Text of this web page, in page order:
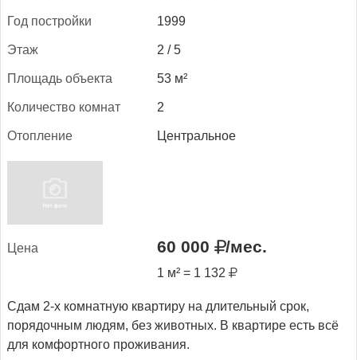
Год пос­трой­ки 1999
Этаж 2 / 5
Пло­щадь объ­ек­та 53 м²
Ко­личес­тво ком­нат 2
Отоп­ле­ние Центральное
Це­на 60 000 /мес.
1 м² = 1 132
Сдам 2-х комнатную квартиру на длительный срок,
порядочным людям, без животных. В квартире есть всё
для комфортного проживания.